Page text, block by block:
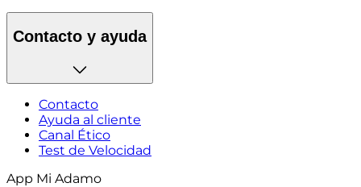
Contacto y ayuda
Contacto
Ayuda al cliente
Canal Ético
Test de Velocidad
App Mi Adamo